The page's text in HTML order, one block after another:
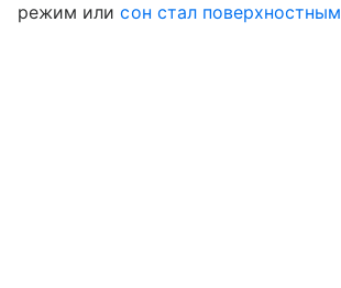
режим илисон стал поверхностным